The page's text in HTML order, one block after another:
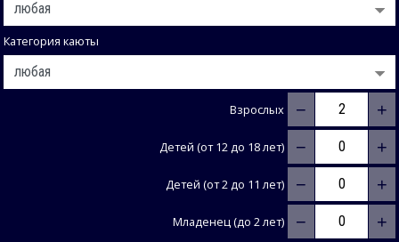
Категория каюты
Взрослых − +
Детей (от 12 до 18 лет) − +
Детей (от 2 до 11 лет) − +
Младенец (до 2 лет) − +